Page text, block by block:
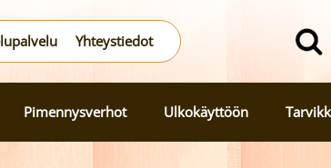
Yhteystiedot
Pimennysverhot Ulkokäyttöön